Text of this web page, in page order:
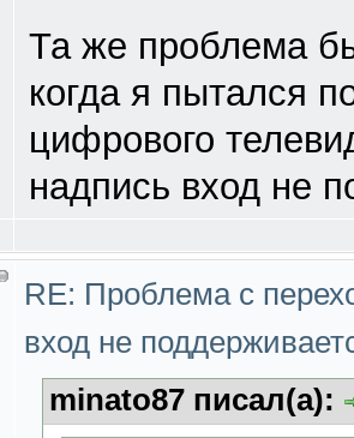
Та же проблема
когда я пытался
цифрового
надпись вход не
RE: Проблема с
вход не
minato87 писал(а):